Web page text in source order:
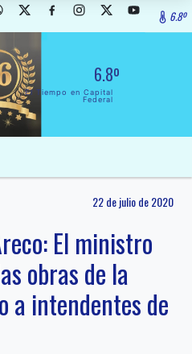
6.8º
6.8º
El Tiempo en Capital
Federal
22 de julio de 2020
El ministro
obras de la
a intendentes de